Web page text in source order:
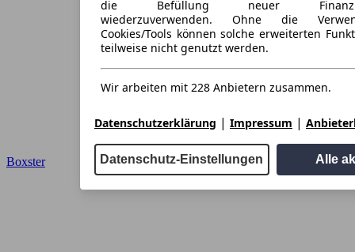
die Befüllung neuer
wiederzuverwenden. Ohne die
Cookies/Tools können solche erweiterten
teilweise nicht genutzt werden.
Wir arbeiten mit 228 Anbietern zusammen.
Datenschutzerklärung | Impressum |
Datenschutz-Einstellungen Alle
Boxster